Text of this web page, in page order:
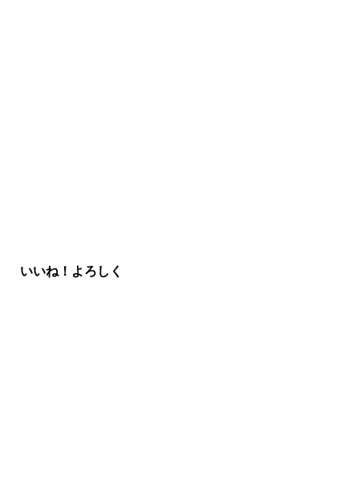
いいね！よろしく